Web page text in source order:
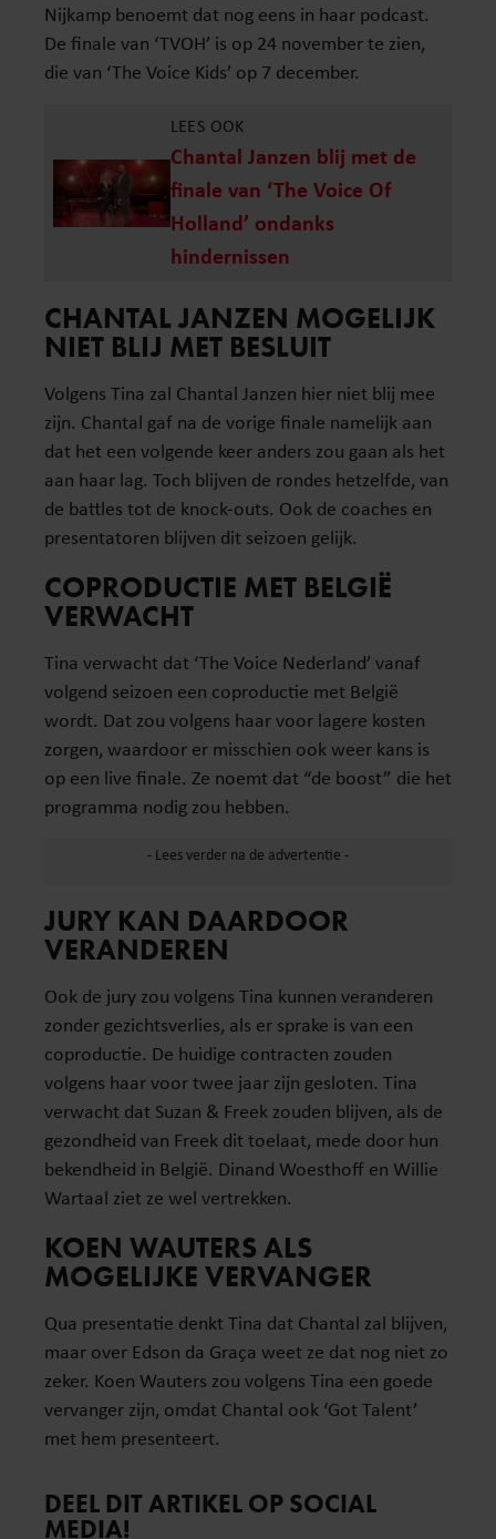
Nijkamp benoemt dat nog eens in haar podcast.
De finale van ‘TVOH’ is op 24 november te zien,
die van ‘The Voice Kids’ op 7 december.
LEES OOK
Chantal Janzen blij met de
finale van ‘The Voice Of
Holland’ ondanks
hindernissen
CHANTAL JANZEN MOGELIJK
NIET BLIJ MET BESLUIT
Volgens Tina zal Chantal Janzen hier niet blij mee
zijn. Chantal gaf na de vorige finale namelijk aan
dat het een volgende keer anders zou gaan als het
aan haar lag. Toch blijven de rondes hetzelfde, van
de battles tot de knock-outs. Ook de coaches en
presentatoren blijven dit seizoen gelijk.
COPRODUCTIE MET BELGIË
VERWACHT
Tina verwacht dat ‘The Voice Nederland’ vanaf
volgend seizoen een coproductie met België
wordt. Dat zou volgens haar voor lagere kosten
zorgen, waardoor er misschien ook weer kans is
op een live finale. Ze noemt dat “de boost” die het
programma nodig zou hebben.
JURY KAN DAARDOOR
VERANDEREN
Ook de jury zou volgens Tina kunnen veranderen
zonder gezichtsverlies, als er sprake is van een
coproductie. De huidige contracten zouden
volgens haar voor twee jaar zijn gesloten. Tina
verwacht dat Suzan & Freek zouden blijven, als de
gezondheid van Freek dit toelaat, mede door hun
bekendheid in België. Dinand Woesthoff en Willie
Wartaal ziet ze wel vertrekken.
KOEN WAUTERS ALS
MOGELIJKE VERVANGER
Qua presentatie denkt Tina dat Chantal zal blijven,
maar over Edson da Graça weet ze dat nog niet zo
zeker. Koen Wauters zou volgens Tina een goede
vervanger zijn, omdat Chantal ook ‘Got Talent’
met hem presenteert.
DEEL DIT ARTIKEL OP SOCIAL
MEDIA!